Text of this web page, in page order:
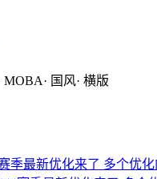
MOBA· 国风· 横版